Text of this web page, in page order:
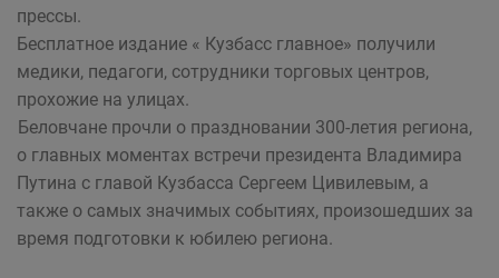
прессы.
Бесплатное издание « Кузбасс главное» получили
медики, педагоги, сотрудники торговых центров,
прохожие на улицах.
Беловчане прочли о праздновании 300-летия региона,
о главных моментах встречи президента Владимира
Путина с главой Кузбасса Сергеем Цивилевым, а
также о самых значимых событиях, произошедших за
время подготовки к юбилею региона.